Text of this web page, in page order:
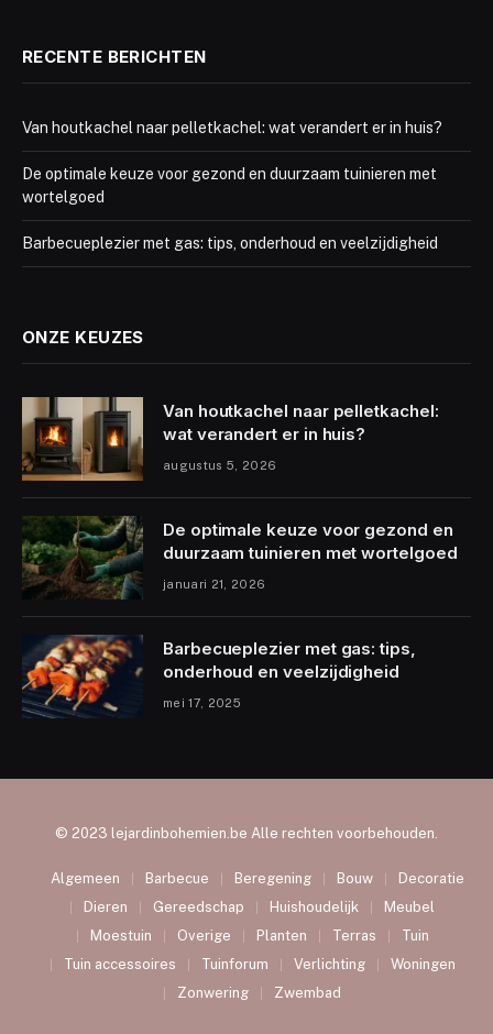
RECENTE BERICHTEN
Van houtkachel naar pelletkachel: wat verandert er in huis?
De optimale keuze voor gezond en duurzaam tuinieren met
wortelgoed
Barbecueplezier met gas: tips, onderhoud en veelzijdigheid
ONZE KEUZES
Van houtkachel naar pelletkachel:
wat verandert er in huis?
augustus 5, 2026
De optimale keuze voor gezond en
duurzaam tuinieren met wortelgoed
januari 21, 2026
Barbecueplezier met gas: tips,
onderhoud en veelzijdigheid
mei 17, 2025
© 2023 lejardinbohemien.be Alle rechten voorbehouden.
Algemeen Barbecue Beregening Bouw
Decoratie
Dieren
Gereedschap Huishoudelijk
Meubel
Moestuin
Overige Planten Terras
Tuin
Tuin accessoires
Tuinforum Verlichting
Woningen
Zonwering
Zwembad